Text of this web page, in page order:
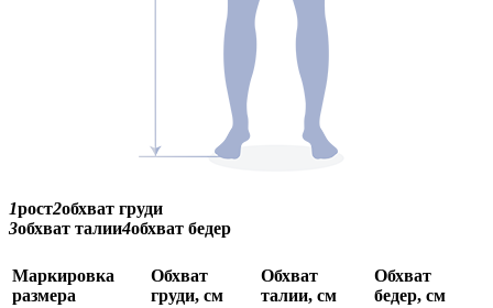
1рост2обхват груди
3обхват талии4обхват бедер
Маркировка
размера
Обхват
груди, см
Обхват
талии, см
Обхват
бедер, см